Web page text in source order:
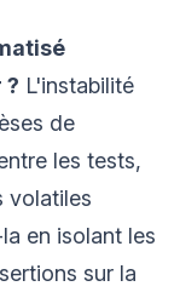
? L'instabilité
de
les tests,
volatiles
en isolant les
sur la